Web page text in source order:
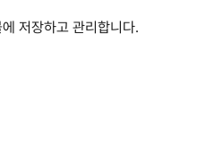
저장하고 관리합니다.